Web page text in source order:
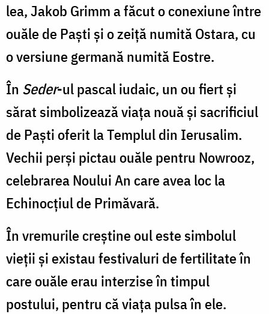
lea, Jakob Grimm a făcut o conexiune între
ouăle de Paşti şi o zeiţă numită Ostara, cu
o versiune germană numită Eostre.
În Seder-ul pascal iudaic, un ou fiert şi
sărat simbolizează viaţa nouă şi sacrificiul
de Paşti oferit la Templul din Ierusalim.
Vechii perşi pictau ouăle pentru Nowrooz,
celebrarea Noului An care avea loc la
Echinocțiul de Primăvară.
În vremurile creştine oul este simbolul
vieţii şi existau festivaluri de fertilitate în
care ouăle erau interzise în timpul
postului, pentru că viaţa pulsa în ele.